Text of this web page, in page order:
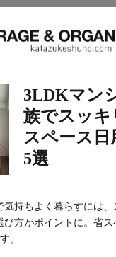
3LDKマン
族でスッキ
スペース日
5選
気持ちよく暮らすには
び方がポイントに。省
。